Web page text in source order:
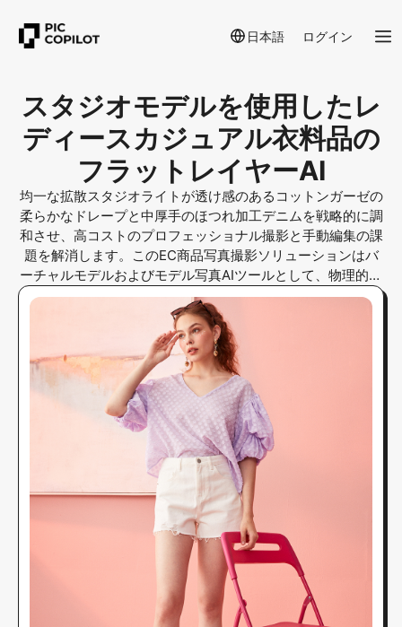
日本語 ログイン
スタジオモデルを使用したレ
ディースカジュアル衣料品の
フラットレイヤーAI
均一な拡散スタジオライトが透け感のあるコットンガーゼの
柔らかなドレープと中厚手のほつれ加工デニムを戦略的に調
和させ、高コストのプロフェッショナル撮影と手動編集の課
題を解消します。このEC商品写真撮影ソリューションはバ
ーチャルモデルおよびモデル写真AIツールとして、物理的撮
影なしに本物らしい質感を実現します。